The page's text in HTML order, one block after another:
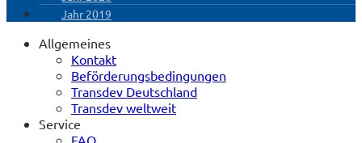
Jahr 2019
Allgemeines
Kontakt
Beförderungsbedingungen
Transdev Deutschland
Transdev weltweit
Service